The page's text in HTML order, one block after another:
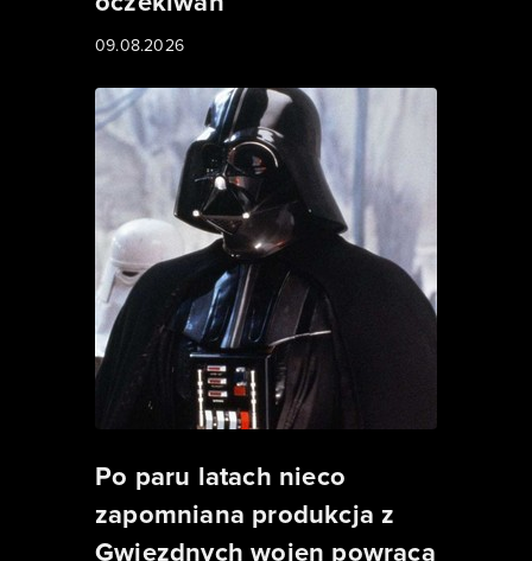
09.08.2026
Po paru latach nieco
zapomniana produkcja z
Gwiezdnych wojen powraca